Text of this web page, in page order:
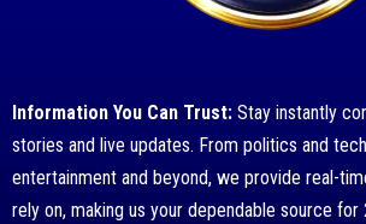
Information You Can Trust: Stay instantly
stories and live updates. From politics and
entertainment and beyond, we provide real-
rely on, making us your dependable source for